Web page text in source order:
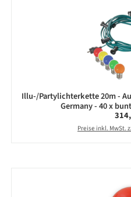
Illu-/Partylichterkette 20m -
Germany - 40 x
Preise inkl. MwSt.